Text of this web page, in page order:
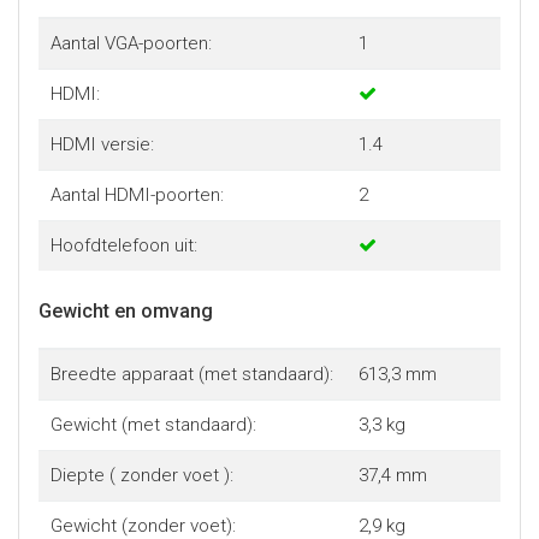
Aantal VGA-poorten: 1
HDMI:
HDMI versie: 1.4
Aantal HDMI-poorten: 2
Hoofdtelefoon uit:
Gewicht en omvang
Breedte apparaat (met standaard): 613,3 mm
Gewicht (met standaard): 3,3 kg
Diepte ( zonder voet ): 37,4 mm
Gewicht (zonder voet): 2,9 kg